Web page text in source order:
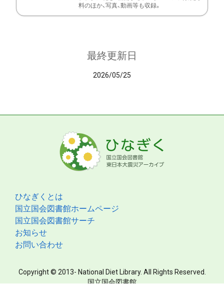
料のほか、写真、動画等も収録。
最終更新日
2026/05/25
ひなぎくとは
国立国会図書館ホームページ
国立国会図書館サーチ
お知らせ
お問い合わせ
Copyright © 2013- National Diet Library. All Rights Reserved.